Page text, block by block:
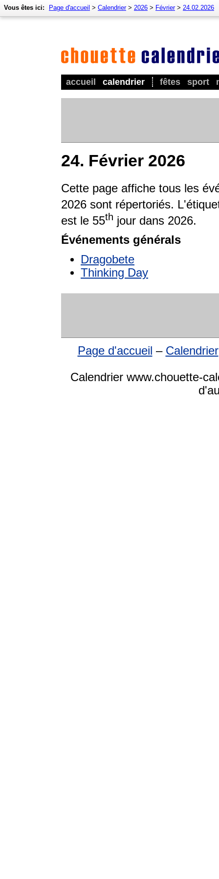
accueil calendrier fêtes sport
Vous êtes ici: Page d'accueil > Calendrier> 2026 > Février> 24.02.2026
24. Février 2026
Cette page affiche tous les
2026 sont répertoriés.
est le 55th jour dans 2026.
Événements générals
Dragobete
Thinking Day
Page d'accueil – Calendrier
Calendrier www.chouette-